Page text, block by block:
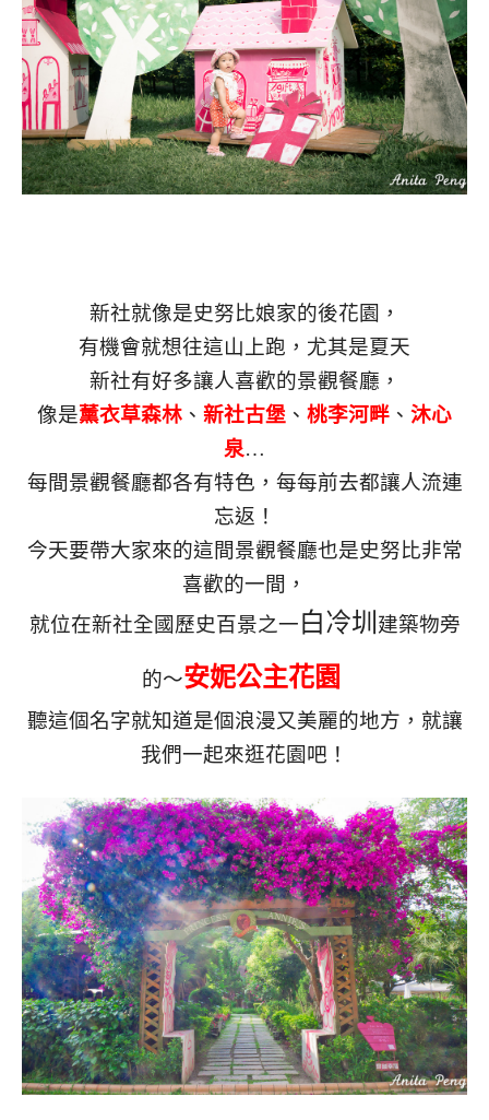
新社就像是史努比娘家的後花園，
有機會就想往這山上跑，尤其是夏天
新社有好多讓人喜歡的景觀餐廳，
像是薰衣草森林 、 新社古堡 、 桃李河畔 、 沐心
泉…
每間景觀餐廳都各有特色，每每前去都讓人流連
忘返！
今天要帶大家來的這間景觀餐廳也是史努比非常
喜歡的一間，
就位在新社全國歷史百景之一白冷圳 建築物旁
的～安妮公主花園
聽這個名字就知道是個浪漫又美麗的地方，就讓
我們一起來逛花園吧！